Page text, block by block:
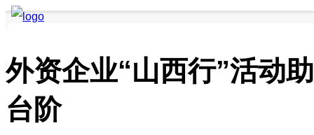
要闻聚焦
外资企业“山西行”活动
台阶